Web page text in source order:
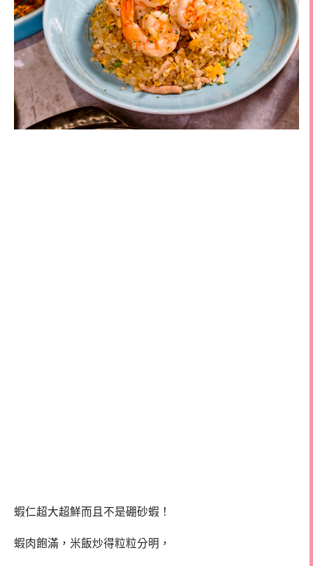
蝦仁超大超鮮而且不是硼砂蝦！
蝦肉飽滿，米飯炒得粒粒分明，